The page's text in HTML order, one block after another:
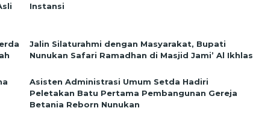
Instansi
Jalin Silaturahmi dengan Masyarakat, Bupati
Nunukan Safari Ramadhan di Masjid Jami’ Al Ikhlas
Asisten Administrasi Umum Setda Hadiri
Peletakan Batu Pertama Pembangunan Gereja
Betania Reborn Nunukan